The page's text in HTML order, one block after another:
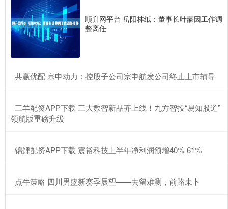
顺升网平台 岳阳林纸：董事长叶蒙因工作调
整离任
​共赢优配 宗申动力：控股子公司宗申航发公司终止上市辅导
​三羊配资APP下载 三大数智新品齐上线！九方智投“易知股道”
领航版重磅升级
​锦鲤配资APP下载 震裕科技上半年净利润预增40%-61%
​点牛策略 四川男篮新赛季展望——去留难测，前路未卜